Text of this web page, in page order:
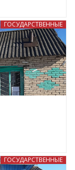
ГОСУДАРСТВЕННЫЕ
ГОСУДАРСТВЕННЫЕ